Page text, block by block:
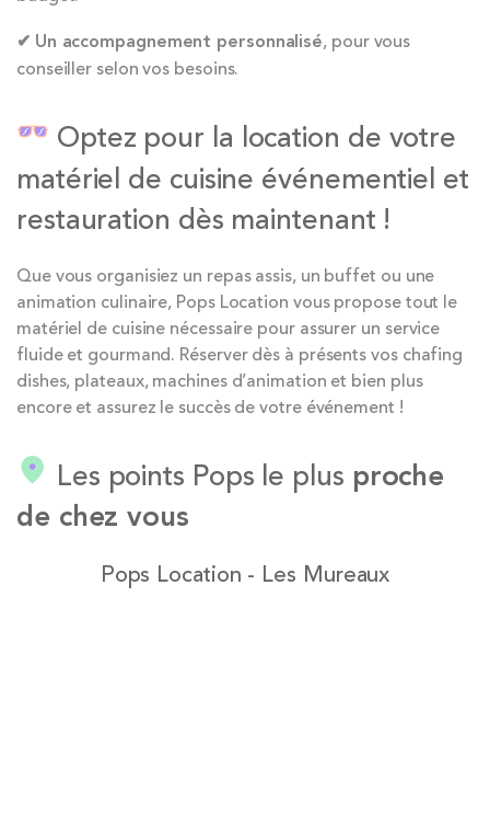
✔ Un accompagnement personnalisé, pour vous
conseiller selon vos besoins.
Optez pour la location de votre
matériel de cuisine événementiel et
restauration dès maintenant !
Que vous organisiez un repas assis, un buffet ou une
animation culinaire, Pops Location vous propose tout le
matériel de cuisine nécessaire pour assurer un service
fluide et gourmand. Réserver dès à présents vos chafing
dishes, plateaux, machines d’animation et bien plus
encore et assurez le succès de votre événement !
Les points Pops le plus proche
de chez vous
Pops Location - Les Mureaux